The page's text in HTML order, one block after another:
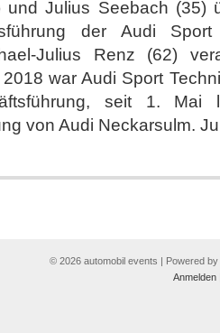
und Julius Seebach (35)
der Audi
Julius Renz (62)
war Audi Sport
seit 1. Mai
von Audi Neckarsulm.
© 2026 automobil events | Powered by
Anmelden|